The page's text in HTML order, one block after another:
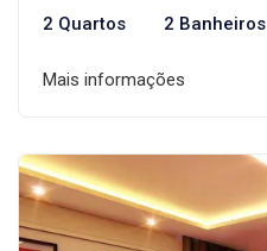
2 Quartos 2 Banheiros
Mais informações